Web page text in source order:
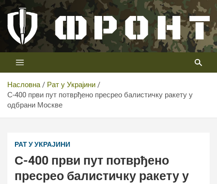
Скип
цонтент
Телевизија ФРОНТ
Први војни канал у Србији
Насловна
Рат у Украјини
С-400 први пут потврђено пресрео балистичку ракету у
одбрани Москве
РАТ У УКРАЈИНИ
С-400 први пут потврђено
пресрео балистичку ракету у